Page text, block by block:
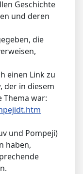
Geschichte
und deren
die
einen Link zu
der in diesem
Thema war:
und Pompeji)
haben,